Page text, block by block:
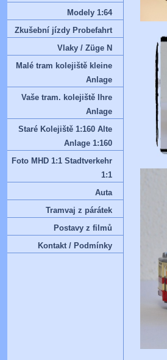
Modely 1:64
Zkušební jízdy Probefahrt
Vlaky / Züge N
Malé tram kolejiště kleine
Anlage
Vaše tram. kolejiště Ihre
Anlage
Staré Kolejiště 1:160 Alte
Anlage 1:160
Foto MHD 1:1 Stadtverkehr
1:1
Auta
Tramvaj z párátek
Postavy z filmů
Kontakt / Podmínky